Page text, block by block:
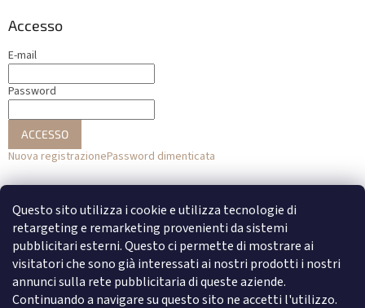
Questo sito utilizza i cookie e utilizza tecnologie di
retargeting e remarketing provenienti da sistemi
pubblicitari esterni. Questo ci permette di mostrare ai
visitatori che sono già interessati ai nostri prodotti i nostri
annunci sulla rete pubblicitaria di queste aziende.
Continuando a navigare su questo sito ne accetti l'utilizzo.
Accesso
E-mail
Password
ACCESSO
Nuova registrazionePassword dimenticata
o
Accesso con Facebook
Accesso con Google